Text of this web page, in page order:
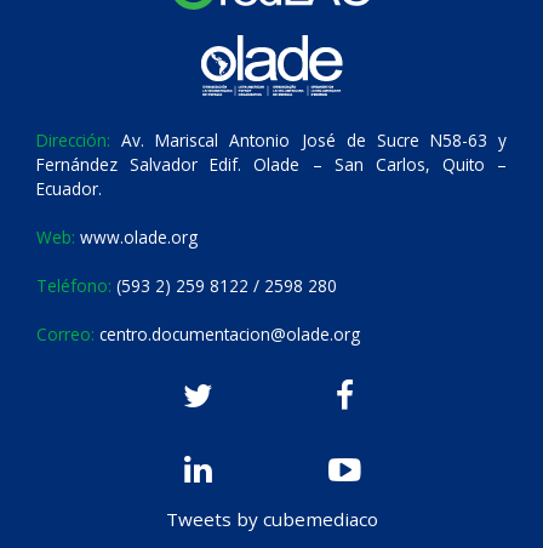
Dirección: Av. Mariscal Antonio José de Sucre N58-63 y
Fernández Salvador Edif. Olade – San Carlos, Quito –
Ecuador.
Web: www.olade.org
Teléfono: (593 2) 259 8122 / 2598 280
Correo: centro.documentacion@olade.org
Tweets by cubemediaco